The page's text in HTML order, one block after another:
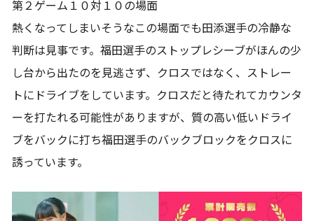
第２ゲーム１０対１０の場面
熱くなってしまいそうなこの場面でも田添選手の冷静な
判断は見事です。福田選手のストップレシーブがほんの少
し台から出たのを見逃さず、クロスではなく、ストレー
トにドライブをしています。クロスだと待たれてカウンタ
ーを打たれる可能性がありますが、質の高い低いドライ
ブをバックに打ち福田選手のバックブロックをクロスに
誘っています。